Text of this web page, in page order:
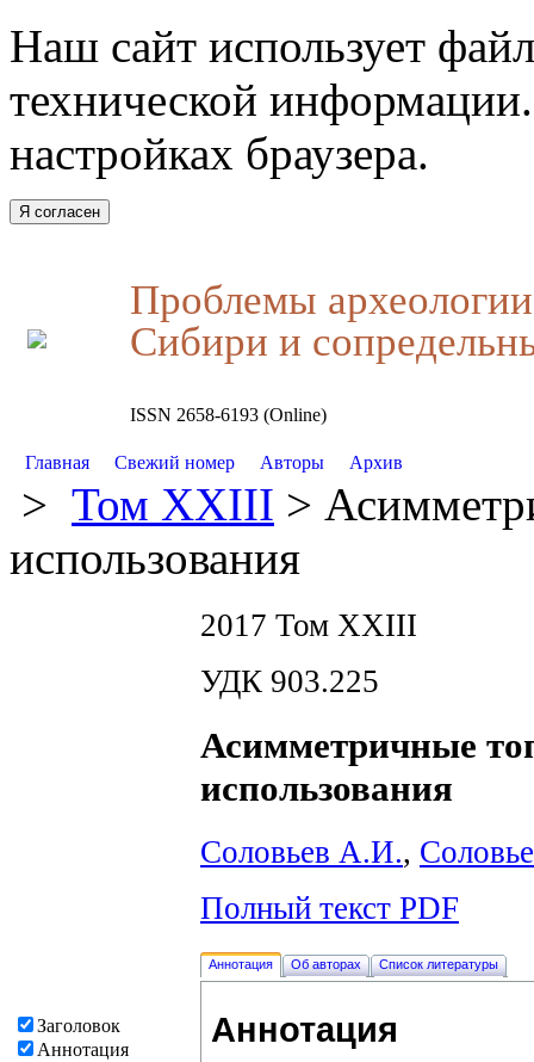
Наш сайт использует
технической
настройках браузера.
Я согласен
Проблемы
Сибири и
ISSN 2658-6193 (Online)
Главная Свежий номер Авторы Архив
> Том XXIII >
использования
Заголовок
Аннотация
2017 Том XXIII
УДК 903.225
Асимметричные
использования
Соловьев А.И.,
Полный текст PDF
Аннотация Об авторах Список литературы
Аннотация